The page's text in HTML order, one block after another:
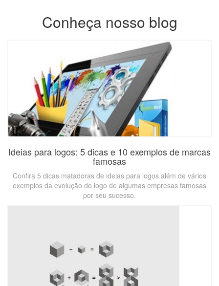
Conheça nosso blog
Ideias para logos: 5 dicas e 10 exemplos de marcas
famosas
Confira 5 dicas matadoras de ideias para logos além de vários
exemplos da evolução do logo de algumas empresas famosas
por seu sucesso.